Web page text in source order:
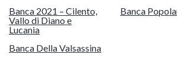
Banca 2021 – Cilento,
Vallo di Diano e
Lucania
Banca
Banca Della Valsassina